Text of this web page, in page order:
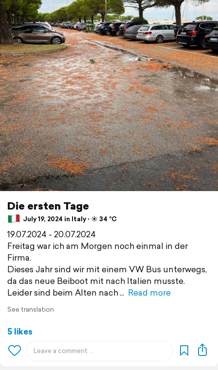
Die ersten Tage
July 19, 2024 in Italy ⋅ ☀️ 34 °C
19.07.2024 - 20.07.2024
Freitag war ich am Morgen noch einmal in der
Firma.
Dieses Jahr sind wir mit einem VW Bus unterwegs,
da das neue Beiboot mit nach Italien musste.
Leider sind beim Alten nach
Read more
See translation
5 likes